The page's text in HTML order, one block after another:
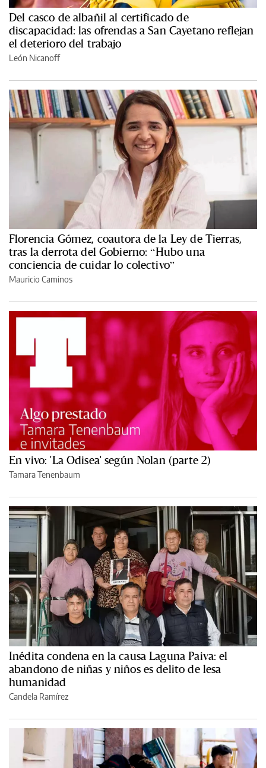
Del casco de albañil al certificado de
discapacidad: las ofrendas a San Cayetano reflejan
el deterioro del trabajo
León Nicanoff
Florencia Gómez, coautora de la Ley de Tierras,
tras la derrota del Gobierno: “Hubo una
conciencia de cuidar lo colectivo”
Mauricio Caminos
En vivo: 'La Odisea' según Nolan (parte 2)
Tamara Tenenbaum
Inédita condena en la causa Laguna Paiva: el
abandono de niñas y niños es delito de lesa
humanidad
Candela Ramírez